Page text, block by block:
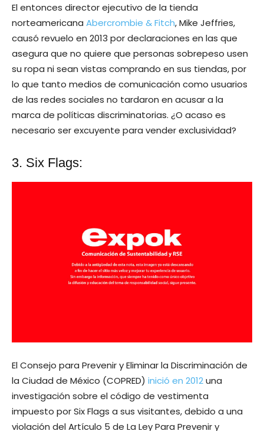
El entonces director ejecutivo de la tienda
norteamericana Abercrombie & Fitch, Mike Jeffries,
causó revuelo en 2013 por declaraciones en las que
asegura que no quiere que personas sobrepeso usen
su ropa ni sean vistas comprando en sus tiendas, por
lo que tanto medios de comunicación como usuarios
de las redes sociales no tardaron en acusar a la
marca de políticas discriminatorias. ¿O acaso es
necesario ser excuyente para vender exclusividad?
3. Six Flags:
El Consejo para Prevenir y Eliminar la Discriminación de
la Ciudad de México (COPRED) inició en 2012una
investigación sobre el código de vestimenta
impuesto por Six Flags a sus visitantes, debido a una
violación del Artículo 5 de La Ley Para Prevenir y